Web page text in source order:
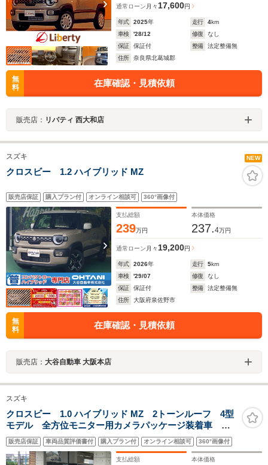
通常ローン 月々 17,600円
年式 2025年 走行 4km
車検
'28/12 修復
なし
保証
保証付 整備
法定整備無
住所
奈良県北葛城郡
無
料
在庫確認・見積依頼
販売店： リバティ 西大和店
スズキ NEW
クロスビー 1.2 ハイブリッド MZ
販売店保証 購入プラン付 オンライン相談可 360°画像付
支払総額
239万円
本体価格
237.4万円
通常ローン 月々 19,200円
年式 2026年 走行 5km
車検
'29/07 修復
なし
保証
保証付 整備
法定整備無
住所
大阪府泉佐野市
無
料
在庫確認・見積依頼
販売店： 大谷自動車 大阪本店
スズキ
クロスビー 1.0 ハイブリッド MZ 2トーンルーフ 4型
モデル 全方位モニター用カメラパッケージ装着車 ス
ズキ保証付 デュアルカメラブレーキサポート リヤパ
ーキングセンサー アダプティブクルーズコントロー
ル LEDヘッドランプ
販売店保証 車両品質評価書付 購入プラン付 オンライン相談可 360°画像付
支払総額 本体価格